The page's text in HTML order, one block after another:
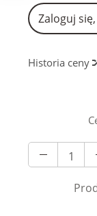
Zaloguj
Historia ceny